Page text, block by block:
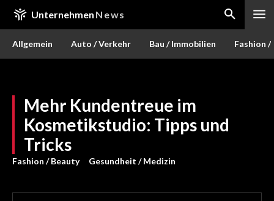
Unternehmen News
Allgemein Auto / Verkehr Bau / Immobilien Fashion /
Mehr Kundentreue im
Kosmetikstudio: Tipps und
Tricks
Fashion / Beauty Gesundheit / Medizin